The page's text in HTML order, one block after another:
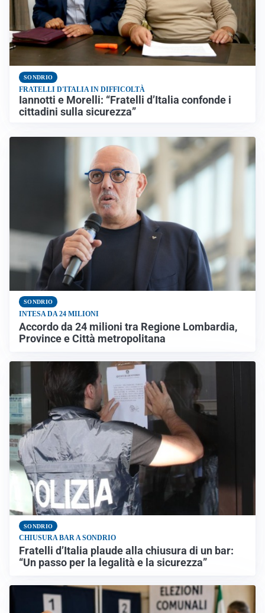
SONDRIO
FRATELLI D'ITALIA IN DIFFICOLTÀ
Iannotti e Morelli: “Fratelli d’Italia confonde i
cittadini sulla sicurezza”
SONDRIO
INTESA DA 24 MILIONI
Accordo da 24 milioni tra Regione Lombardia,
Province e Città metropolitana
SONDRIO
CHIUSURA BAR A SONDRIO
Fratelli d’Italia plaude alla chiusura di un bar:
“Un passo per la legalità e la sicurezza”